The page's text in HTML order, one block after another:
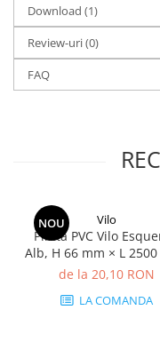
Download (1)
Review-uri(0)
FAQ
NOU Vilo
Plintă PVC Vilo
Alb, H 66 mm × L 2500
grosime 22 mm
de la 20,10 RON
LA COMANDA